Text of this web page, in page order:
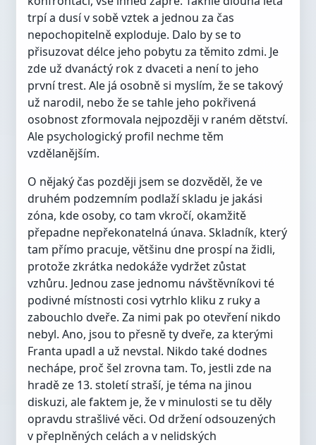
trpí a dusí v sobě vztek a jednou za čas
nepochopitelně exploduje. Dalo by se to
přisuzovat délce jeho pobytu za těmito zdmi. Je
zde už dvanáctý rok z dvaceti a není to jeho
první trest. Ale já osobně si myslím, že se takový
už narodil, nebo že se tahle jeho pokřivená
osobnost zformovala nejpozději v raném dětství.
Ale psychologický profil nechme těm
vzdělanějším.
O nějaký čas později jsem se dozvěděl, že ve
druhém podzemním podlaží skladu je jakási
zóna, kde osoby, co tam vkročí, okamžitě
přepadne nepřekonatelná únava. Skladník, který
tam přímo pracuje, většinu dne prospí na židli,
protože zkrátka nedokáže vydržet zůstat
vzhůru. Jednou zase jednomu návštěvníkovi té
podivné místnosti cosi vytrhlo kliku z ruky a
zabouchlo dveře. Za nimi pak po otevření nikdo
nebyl. Ano, jsou to přesně ty dveře, za kterými
Franta upadl a už nevstal. Nikdo také dodnes
nechápe, proč šel zrovna tam. To, jestli zde na
hradě ze 13. století straší, je téma na jinou
diskuzi, ale faktem je, že v minulosti se tu děly
opravdu strašlivé věci. Od držení odsouzených
v přeplněných celách a v nelidských